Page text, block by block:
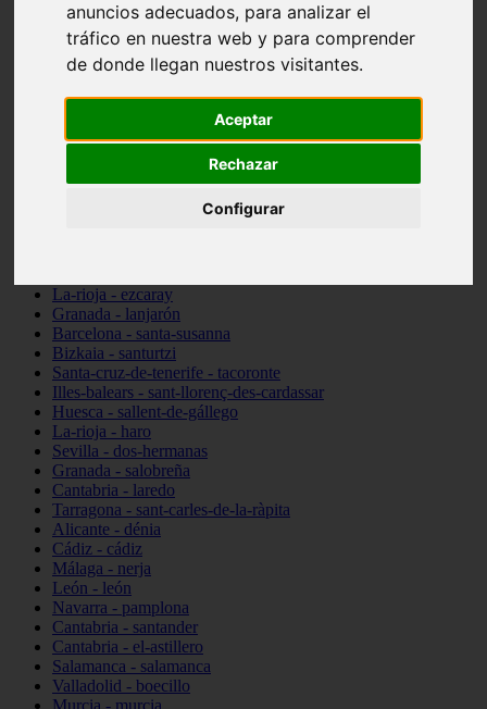
anuncios adecuados, para analizar el
tráfico en nuestra web y para comprender
de donde llegan nuestros visitantes.
Aceptar
Rechazar
Configurar
Sevilla - marinaleda
Córdoba - almedinilla
Navarra - zangoza
Cantabria - arenas-de-iguña
Barcelona - la-pobla-de-lillet
Las-palmas - yaiza
Valladolid - fuensaldaña
La-rioja - ezcaray
Granada - lanjarón
Barcelona - santa-susanna
Bizkaia - santurtzi
Santa-cruz-de-tenerife - tacoronte
Illes-balears - sant-llorenç-des-cardassar
Huesca - sallent-de-gállego
La-rioja - haro
Sevilla - dos-hermanas
Granada - salobreña
Cantabria - laredo
Tarragona - sant-carles-de-la-ràpita
Alicante - dénia
Cádiz - cádiz
Málaga - nerja
León - león
Navarra - pamplona
Cantabria - santander
Cantabria - el-astillero
Salamanca - salamanca
Valladolid - boecillo
Murcia - murcia